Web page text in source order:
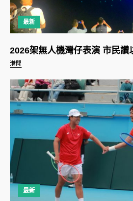
最新
港聞
2026架無人機灣仔表演 市民讚
最新